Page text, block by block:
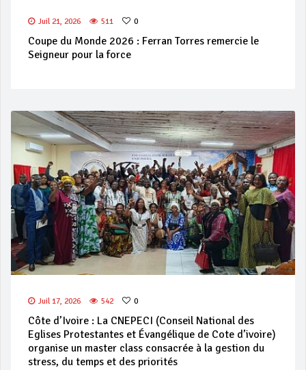
Juil 21, 2026 511 0
Coupe du Monde 2026 : Ferran Torres remercie le
Seigneur pour la force
Juil 17, 2026 542 0
Côte d’Ivoire : La CNEPECI (Conseil National des
Eglises Protestantes et Évangélique de Cote d’ivoire)
organise un master class consacrée à la gestion du
stress, du temps et des priorités